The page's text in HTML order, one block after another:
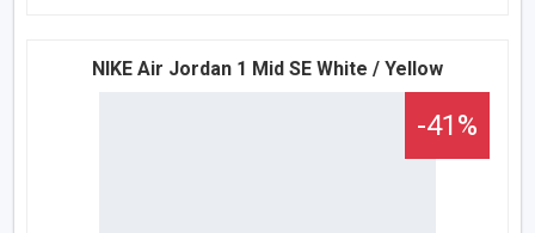
NIKE Air Jordan 1 Mid SE White / Yellow
-41%